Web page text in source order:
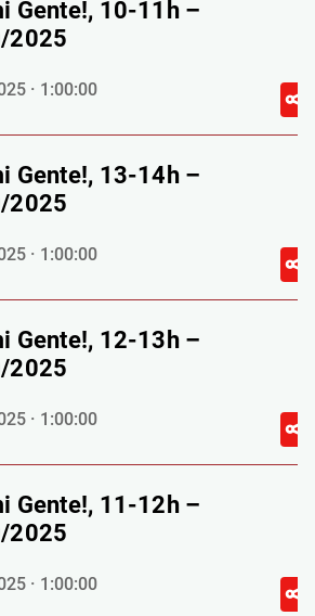
Gente!, 10-11h –
2025
· 1:00:00
Gente!, 13-14h –
2025
· 1:00:00
Gente!, 12-13h –
2025
· 1:00:00
Gente!, 11-12h –
2025
· 1:00:00